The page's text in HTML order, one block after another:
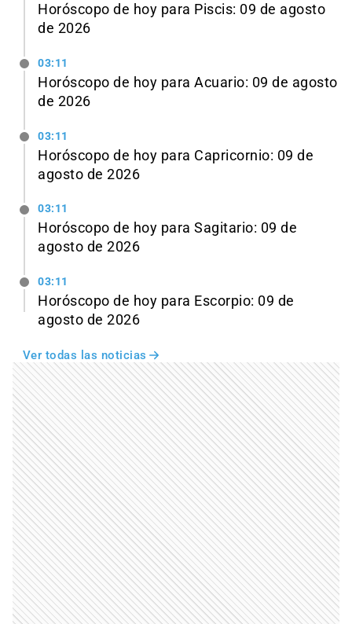
Horóscopo de hoy para Piscis: 09 de agosto
de 2026
03:11
Horóscopo de hoy para Acuario: 09 de agosto
de 2026
03:11
Horóscopo de hoy para Capricornio: 09 de
agosto de 2026
03:11
Horóscopo de hoy para Sagitario: 09 de
agosto de 2026
03:11
Horóscopo de hoy para Escorpio: 09 de
agosto de 2026
Ver todas las noticias